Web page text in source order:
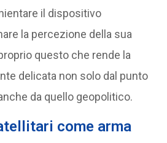
il dispositivo
la percezione della sua
questo che rende la
delicata non solo dal punto
da quello geopolitico.
come arma